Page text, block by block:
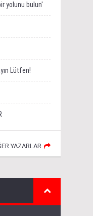
yolunu bulun'
Lütfen!
YAZARLAR